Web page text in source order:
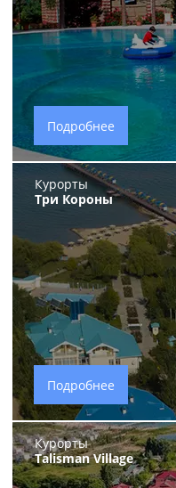
Подробнее
Курорты
Три Короны
Подробнее
Курорты
Talisman Village